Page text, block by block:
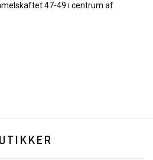
47-49 i centrum af